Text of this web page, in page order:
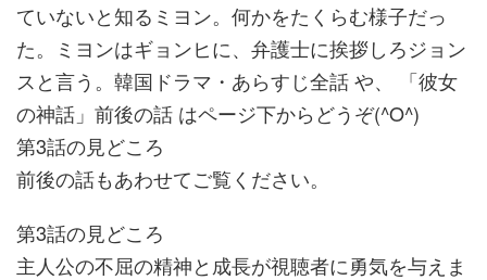
ていないと知るミヨン。何かをたくらむ様子だっ
た。ミヨンはギョンヒに、弁護士に挨拶しろジョン
スと言う。韓国ドラマ・あらすじ全話 や、 「彼女
の神話」前後の話 はページ下からどうぞ(^O^)
第3話の見どころ
前後の話もあわせてご覧ください。
第3話の見どころ
主人公の不屈の精神と成長が視聴者に勇気を与えま